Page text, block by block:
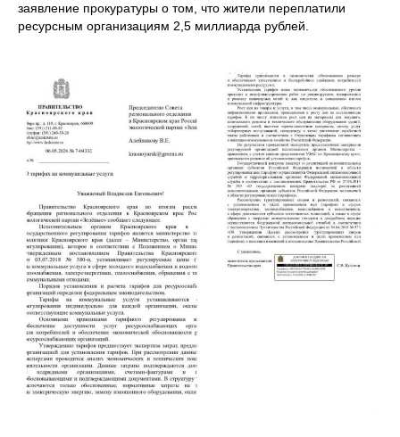
заявление прокуратуры о том, что жители переплатили
ресурсным организациям 2,5 миллиарда рублей.